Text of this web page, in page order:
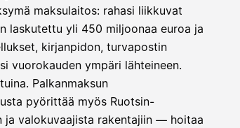
maksulaitos: rahasi liikkuvat
laskutettu yli 450 miljoonaa euroa ja
kirjanpidon, turvapostin
vuorokauden ympäri lähteineen.
Palkanmaksun
pyörittää myös Ruotsin-
valokuvaajista rakentajiin — hoitaa